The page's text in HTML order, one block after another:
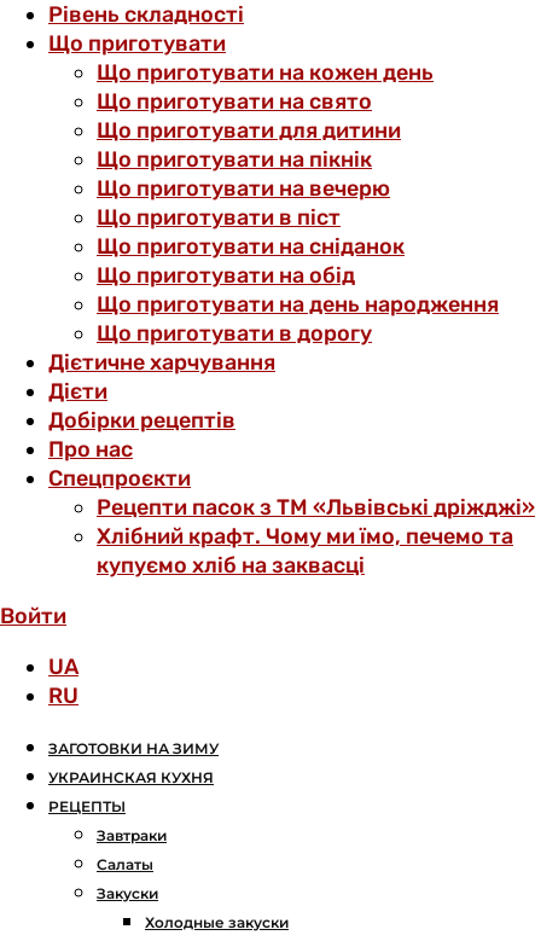
Рівень складності
Що приготувати
Що приготувати на кожен день
Що приготувати на свято
Що приготувати для дитини
Що приготувати на пікнік
Що приготувати на вечерю
Що приготувати в піст
Що приготувати на сніданок
Що приготувати на обід
Що приготувати на день народження
Що приготувати в дорогу
Дієтичне харчування
Дієти
Добірки рецептів
Про нас
Спецпроєкти
Рецепти пасок з ТМ «Львівські дріжджі»
Хлібний крафт. Чому ми їмо, печемо та
купуємо хліб на заквасці
Войти
UA
RU
ЗАГОТОВКИ НА ЗИМУ
УКРАИНСКАЯ КУХНЯ
РЕЦЕПТЫ
Завтраки
Салаты
Закуски
Холодные закуски